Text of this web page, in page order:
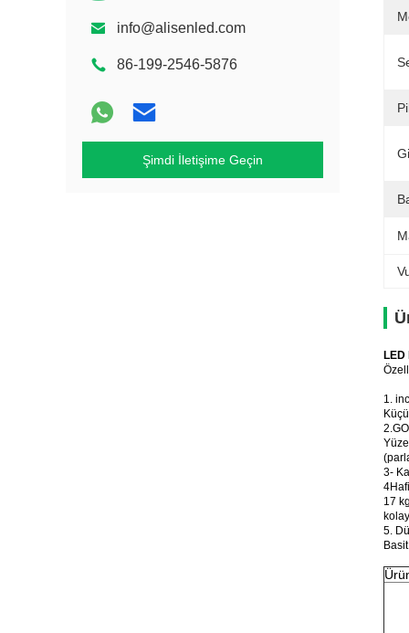
info@alisenled.com
86-199-2546-5876
Şimdi İletişime Geçin
1.
3-
17
5.